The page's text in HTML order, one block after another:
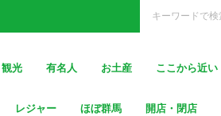
観光 有名人 お土産 ここから近い
レジャー ほぼ群馬 開店・閉店